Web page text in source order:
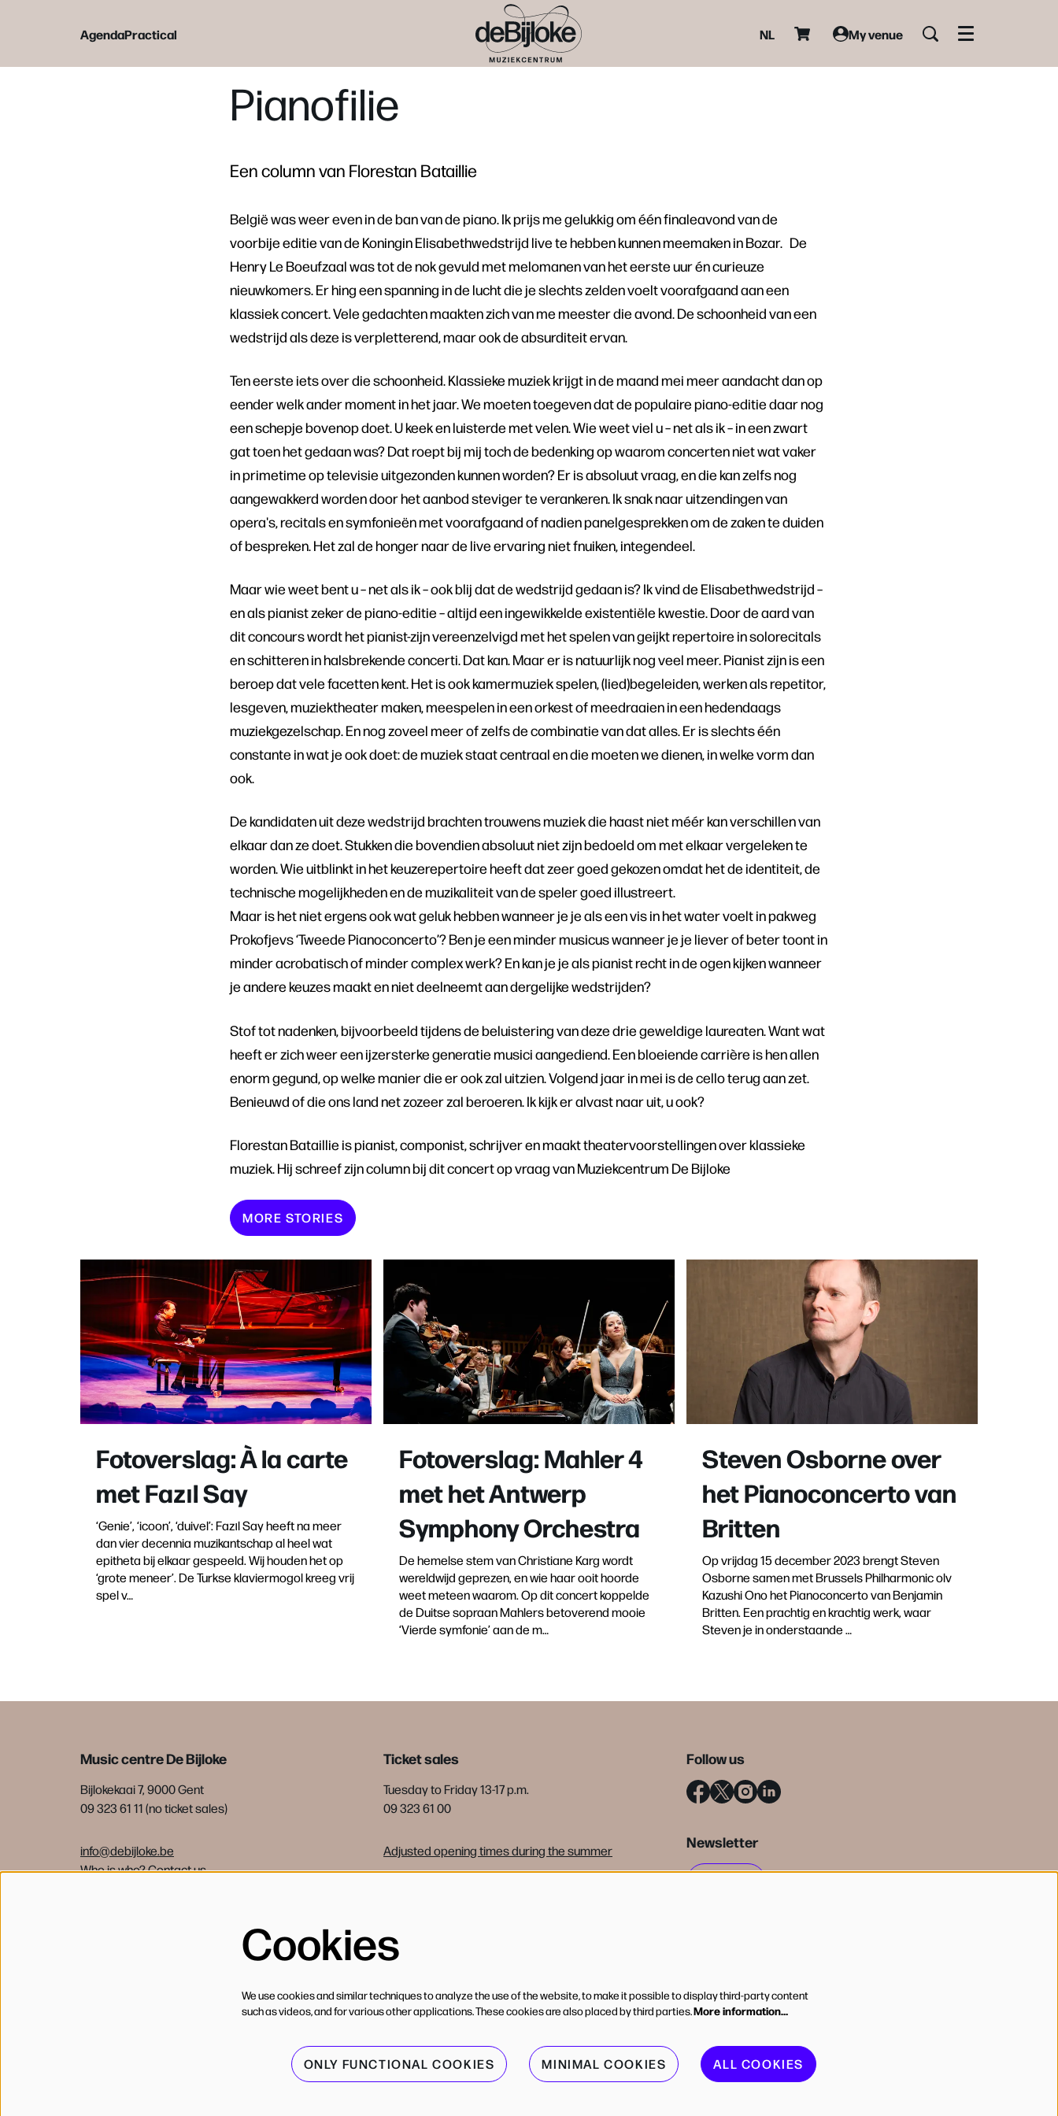
AgendaPractical NL My venue Menu
Pianofilie
Een column van Florestan Bataillie
België was weer even in de ban van de piano. Ik prijs me gelukkig om één finaleavond van de
voorbije editie van de Koningin Elisabethwedstrijd live te hebben kunnen meemaken in Bozar. De
Henry Le Boeufzaal was tot de nok gevuld met melomanen van het eerste uur én curieuze
nieuwkomers. Er hing een spanning in de lucht die je slechts zelden voelt voorafgaand aan een
klassiek concert. Vele gedachten maakten zich van me meester die avond. De schoonheid van een
wedstrijd als deze is verpletterend, maar ook de absurditeit ervan.
Ten eerste iets over die schoonheid. Klassieke muziek krijgt in de maand mei meer aandacht dan op
eender welk ander moment in het jaar. We moeten toegeven dat de populaire piano-editie daar nog
een schepje bovenop doet. U keek en luisterde met velen. Wie weet viel u – net als ik – in een zwart
gat toen het gedaan was? Dat roept bij mij toch de bedenking op waarom concerten niet wat vaker
in primetime op televisie uitgezonden kunnen worden? Er is absoluut vraag, en die kan zelfs nog
aangewakkerd worden door het aanbod steviger te verankeren. Ik snak naar uitzendingen van
opera's, recitals en symfonieën met voorafgaand of nadien panelgesprekken om de zaken te duiden
of bespreken. Het zal de honger naar de live ervaring niet fnuiken, integendeel.
Maar wie weet bent u – net als ik – ook blij dat de wedstrijd gedaan is? Ik vind de Elisabethwedstrijd –
en als pianist zeker de piano-editie – altijd een ingewikkelde existentiële kwestie. Door de aard van
dit concours wordt het pianist-zijn vereenzelvigd met het spelen van geijkt repertoire in solorecitals
en schitteren in halsbrekende concerti. Dat kan. Maar er is natuurlijk nog veel meer. Pianist zijn is een
beroep dat vele facetten kent. Het is ook kamermuziek spelen, (lied)begeleiden, werken als repetitor,
lesgeven, muziektheater maken, meespelen in een orkest of meedraaien in een hedendaags
muziekgezelschap. En nog zoveel meer of zelfs de combinatie van dat alles. Er is slechts één
constante in wat je ook doet: de muziek staat centraal en die moeten we dienen, in welke vorm dan
ook.
De kandidaten uit deze wedstrijd brachten trouwens muziek die haast niet méér kan verschillen van
elkaar dan ze doet. Stukken die bovendien absoluut niet zijn bedoeld om met elkaar vergeleken te
worden. Wie uitblinkt in het keuzerepertoire heeft dat zeer goed gekozen omdat het de identiteit, de
technische mogelijkheden en de muzikaliteit van de speler goed illustreert.
Maar is het niet ergens ook wat geluk hebben wanneer je je als een vis in het water voelt in pakweg
Prokofjevs ‘Tweede Pianoconcerto’? Ben je een minder musicus wanneer je je liever of beter toont in
minder acrobatisch of minder complex werk? En kan je je als pianist recht in de ogen kijken wanneer
je andere keuzes maakt en niet deelneemt aan dergelijke wedstrijden?
Stof tot nadenken, bijvoorbeeld tijdens de beluistering van deze drie geweldige laureaten. Want wat
heeft er zich weer een ijzersterke generatie musici aangediend. Een bloeiende carrière is hen allen
enorm gegund, op welke manier die er ook zal uitzien. Volgend jaar in mei is de cello terug aan zet.
Benieuwd of die ons land net zozeer zal beroeren. Ik kijk er alvast naar uit, u ook?
Florestan Bataillie is pianist, componist, schrijver en maakt theatervoorstellingen over klassieke
muziek. Hij schreef zijn column bij dit concert op vraag van Muziekcentrum De Bijloke
MORE STORIES
Fotoverslag: À la carte
met Fazıl Say
‘Genie’, ‘icoon’, ‘duivel’: Fazıl Say heeft na meer
dan vier decennia muzikantschap al heel wat
epitheta bij elkaar gespeeld. Wij houden het op
‘grote meneer’. De Turkse klaviermogol kreeg vrij
spel v…
Fotoverslag: Mahler 4
met het Antwerp
Symphony Orchestra
De hemelse stem van Christiane Karg wordt
wereldwijd geprezen, en wie haar ooit hoorde
weet meteen waarom. Op dit concert koppelde
de Duitse sopraan Mahlers betoverend mooie
‘Vierde symfonie’ aan de m…
Steven Osborne over
het Pianoconcerto van
Britten
Op vrijdag 15 december 2023 brengt Steven
Osborne samen met Brussels Philharmonic olv
Kazushi Ono het Pianoconcerto van Benjamin
Britten. Een prachtig en krachtig werk, waar
Steven je in onderstaande …
Music centre De Bijloke
Bijlokekaai 7, 9000 Gent
09 323 61 11 (no ticket sales)
info@debijloke.be
Who is who?Contact us
Ticket sales
Tuesday to Friday 13-17 p.m.
09 323 61 00
Adjusted opening times during the summer
Follow us
Newsletter
Cookies
We use cookies and similar techniques to analyze the use of the website, to make it possible to display third-party content
such as videos, and for various other applications. These cookies are also placed by third parties.More information…
ONLY FUNCTIONAL COOKIES MINIMAL COOKIES ALL COOKIES